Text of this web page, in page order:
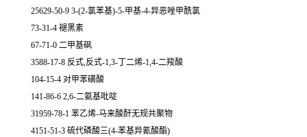
25629-50-9 3-(2-氯苯基)-5-甲基-4-异恶唑甲酰氯
73-31-4 褪黑素
67-71-0 二甲基砜
3588-17-8 反式,反式-1,3-丁二烯-1,4-二羧酸
104-15-4 对甲苯磺酸
141-86-6 2,6-二氨基吡啶
31959-78-1 苯乙烯-马来酸酐无规共聚物
4151-51-3 硫代磷酸三(4-苯基异氰酸酯)